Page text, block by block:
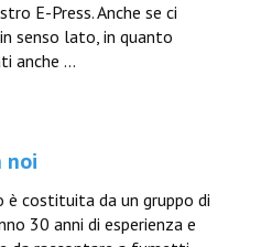
E-Press. Anche se ci
senso lato, in quanto
anche ...
noi
è costituita da un gruppo di
30 anni di esperienza e